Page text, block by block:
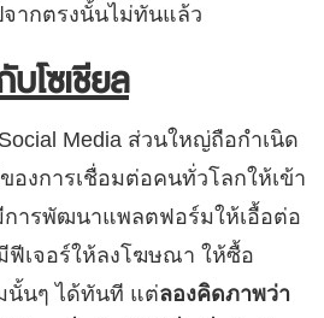
ากตรงนั้นไม่ทันแล้ว
โซเชียล
Media ส่วนใหญ่ถือกำเนิด
องการเชื่อมต่อคนทั่วโลกให้เข้า
การพัฒนาแพลตฟอร์มให้เอื้อต่อ
ฟีเจอร์ให้ลงโฆษณา ให้ซื้อ
นั้นๆ ได้ทันที แต่ลองคิดภาพว่า